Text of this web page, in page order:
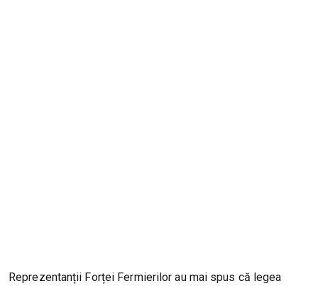
Reprezentanții Forței Fermierilor au mai spus că legea